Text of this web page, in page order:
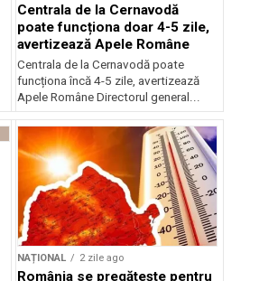
Centrala de la Cernavodă
poate funcționa doar 4-5 zile,
avertizează Apele Române
Centrala de la Cernavodă poate
funcționa încă 4-5 zile, avertizează
Apele Române Directorul general...
NAȚIONAL 2 zile ago
România se pregătește pentru